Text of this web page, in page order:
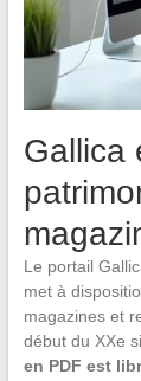
Gallica
Le portail
met à
magazines et
début du XXe
en PDF est